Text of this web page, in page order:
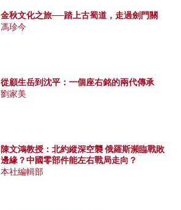
金秋文化之旅──踏上古蜀道，走過劍門關
馮珍今
從顧生岳到沈平：一個座右銘的兩代傳承
劉家美
陳文鴻教授：北約縱深空襲 俄羅斯瀕臨戰敗
邊緣？中國零部件能左右戰局走向？
本社編輯部